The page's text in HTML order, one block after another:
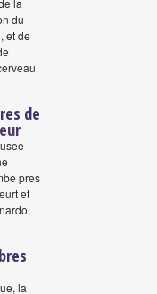
la
du
et de
de
pres
et
la